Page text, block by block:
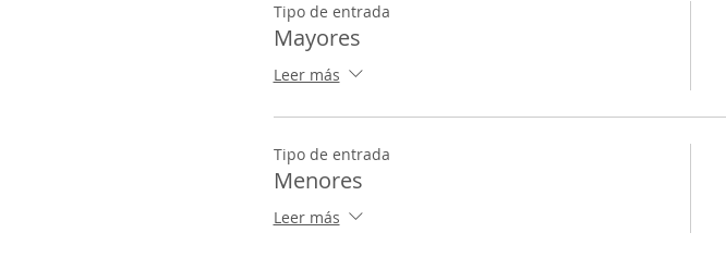
Tipo de entrada
Mayores
Leer más
Tipo de entrada
Menores
Leer más